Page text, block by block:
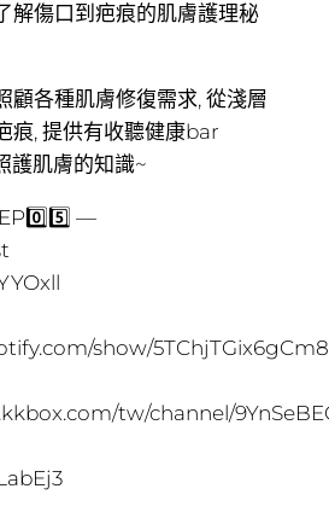
解傷口到疤痕的肌膚護理秘
顧各種肌膚修復需求, 從淺層
痕, 提供有收聽健康bar
護肌膚的知識~
—
show/
tw/channel/